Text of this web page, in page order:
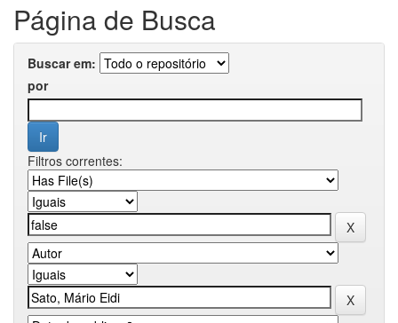
Página de Busca
Buscar em:
por
Filtros correntes: